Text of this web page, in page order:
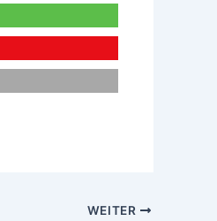
WEITER